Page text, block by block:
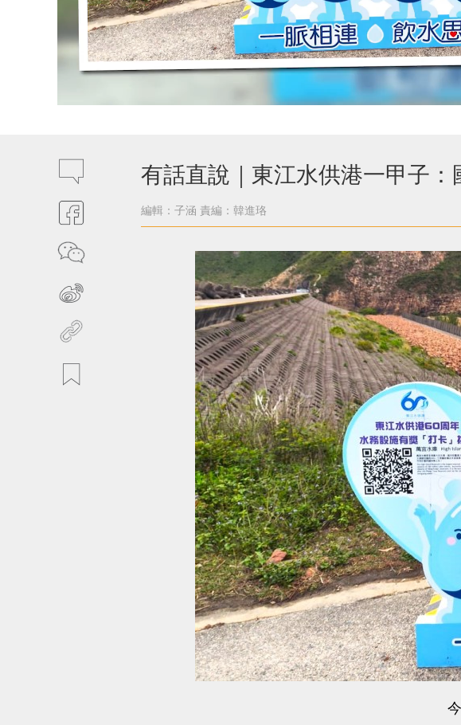
有話直說｜東江水供港一甲子
編輯：子涵 責編：韓進珞